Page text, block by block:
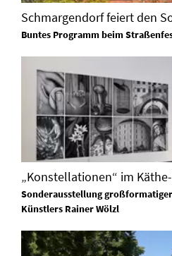
Schmargendorf feiert den
Buntes Programm beim
„Konstellationen“ im
Sonderausstellung
Künstlers Rainer Wölzl